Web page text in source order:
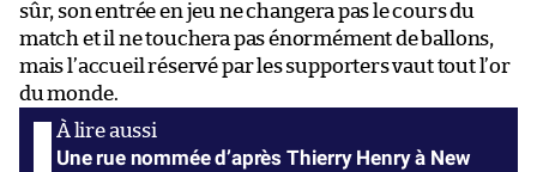
sûr, son entrée en jeu ne changera pas le cours du
match et il ne touchera pas énormément de ballons,
mais l’accueil réservé par les supporters vaut tout l’or
du monde.
Une rue nommée d’après Thierry Henry à New